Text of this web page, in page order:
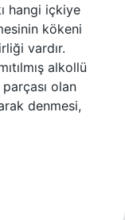
hangi içkiye
kökeni
vardır.
alkollü
olan
denmesi,